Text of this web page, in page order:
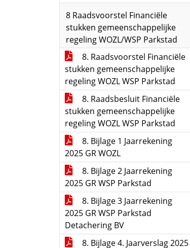
8 Raadsvoorstel Financiële
stukken gemeenschappelijke
regeling WOZL/WSP Parkstad
8. Raadsvoorstel Financiële
stukken gemeenschappelijke
regeling WOZL WSP Parkstad
8. Raadsbesluit Financiële
stukken gemeenschappelijke
regeling WOZL WSP Parkstad
8. Bijlage 1 Jaarrekening
2025 GR WOZL
8. Bijlage 2 Jaarrekening
2025 GR WSP Parkstad
8. Bijlage 3 Jaarrekening
2025 GR WSP Parkstad
Detachering BV
8. Bijlage 4. Jaarverslag 2025